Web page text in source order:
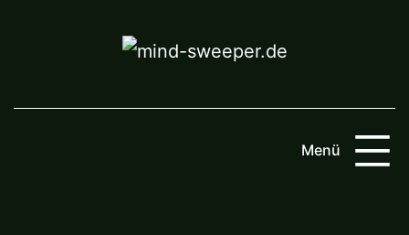
Menü